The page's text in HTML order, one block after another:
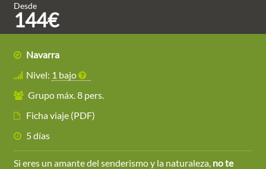
Desde
144€
Navarra
Nivel: 1 bajo
Grupo máx. 8 pers.
Ficha viaje (PDF)
5 días
Si eres un amante del senderismo y la naturaleza, no te